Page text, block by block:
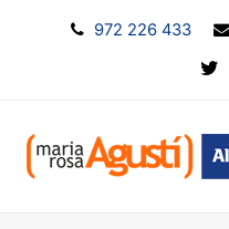
972 226 433